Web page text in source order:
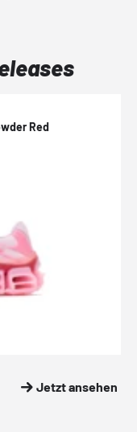
Red
Jetzt ansehen